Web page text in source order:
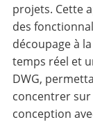
projets. Cette
des
découpage à
temps réel et
DWG,
concentrer
conception